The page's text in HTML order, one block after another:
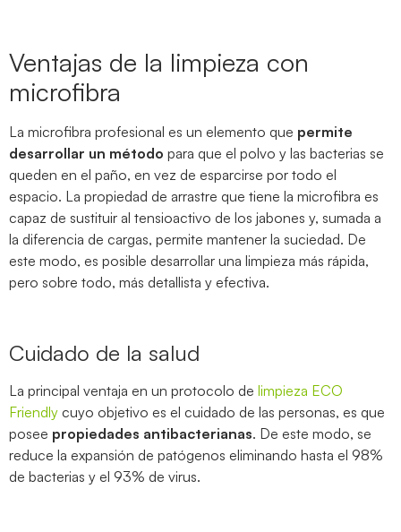
Ventajas de la limpieza con
microfibra
La microfibra profesional es un elemento que permite
desarrollar un método para que el polvo y las bacterias se
queden en el paño, en vez de esparcirse por todo el
espacio. La propiedad de arrastre que tiene la microfibra es
capaz de sustituir al tensioactivo de los jabones y, sumada a
la diferencia de cargas, permite mantener la suciedad. De
este modo, es posible desarrollar una limpieza más rápida,
pero sobre todo, más detallista y efectiva.
Cuidado de la salud
La principal ventaja en un protocolo de limpieza ECO
Friendly cuyo objetivo es el cuidado de las personas, es que
posee propiedades antibacterianas. De este modo, se
reduce la expansión de patógenos eliminando hasta el 98%
de bacterias y el 93% de virus.